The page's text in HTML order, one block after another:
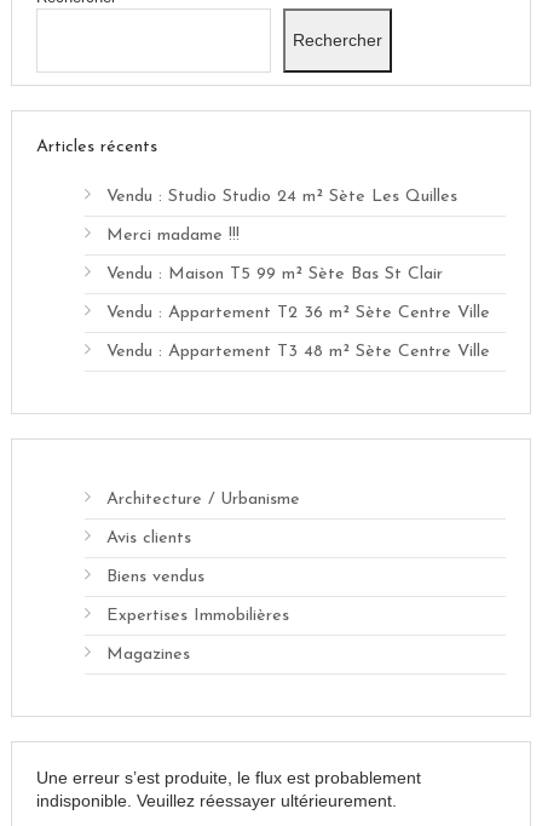
Rechercher
Articles récents
Vendu : Studio Studio 24 m² Sète Les Quilles
Merci madame !!!
Vendu : Maison T5 99 m² Sète Bas St Clair
Vendu : Appartement T2 36 m² Sète Centre Ville
Vendu : Appartement T3 48 m² Sète Centre Ville
Architecture / Urbanisme
Avis clients
Biens vendus
Expertises Immobilières
Magazines
Une erreur s’est produite, le flux est probablement
indisponible. Veuillez réessayer ultérieurement.